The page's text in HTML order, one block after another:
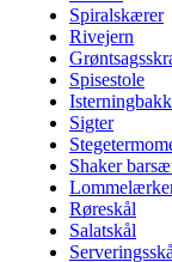
Spiralskærer
Rivejern
Spisestole
Sigter
Shaker
Røreskål
Salatskål